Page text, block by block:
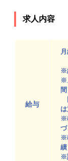
求人内容
給与
※
※
※
※
績
※